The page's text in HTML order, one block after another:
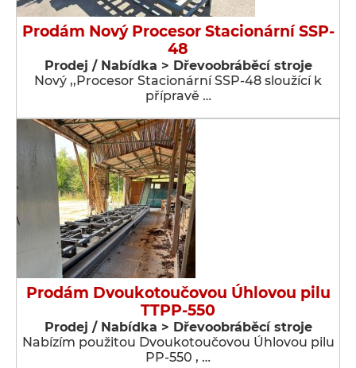
Prodám Nový Procesor Stacionární SSP-
48
Prodej / Nabídka > Dřevoobráběcí stroje
Nový ,,Procesor Stacionární SSP-48 sloužící k
přípravě …
Prodám Dvoukotoučovou Úhlovou pilu
TTPP-550
Prodej / Nabídka > Dřevoobráběcí stroje
Nabízím použitou Dvoukotoučovou Úhlovou pilu
PP-550 , …